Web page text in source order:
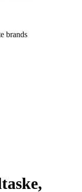
brands